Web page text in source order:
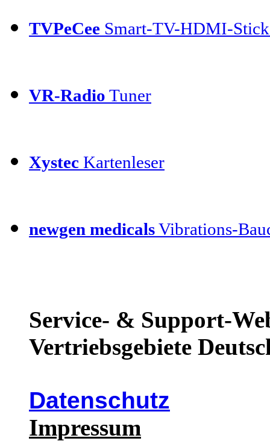
TVPeCee Smart-TV-HDMI-
VR-Radio Tuner
Xystec Kartenleser
newgen medicalsVibrations-
Service- & Support-
Vertriebsgebiete
Datenschutz
Impressum